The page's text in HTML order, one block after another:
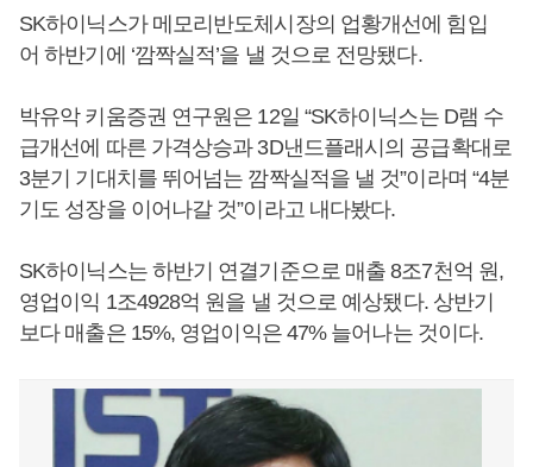
SK하이닉스가 메모리반도체시장의 업황개선에 힘입
어 하반기에 ‘깜짝실적’을 낼 것으로 전망됐다.
박유악 키움증권 연구원은 12일 “SK하이닉스는 D램 수
급개선에 따른 가격상승과 3D낸드플래시의 공급확대로
3분기 기대치를 뛰어넘는 깜짝실적을 낼 것”이라며 “4분
기도 성장을 이어나갈 것”이라고 내다봤다.
SK하이닉스는 하반기 연결기준으로 매출 8조7천억 원,
영업이익 1조4928억 원을 낼 것으로 예상됐다. 상반기
보다 매출은 15%, 영업이익은 47% 늘어나는 것이다.